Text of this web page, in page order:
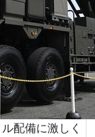
配備に激しく